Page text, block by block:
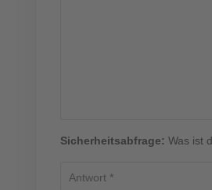
Sicherheitsabfrage: Was ist